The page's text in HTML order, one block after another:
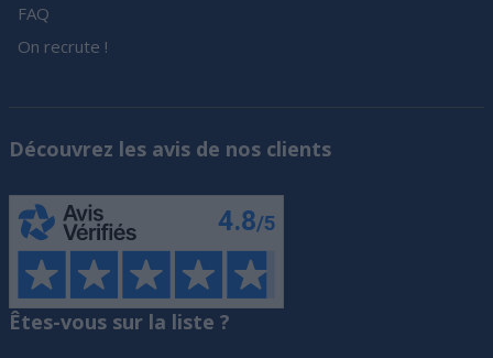
FAQ
On recrute !
Découvrez les avis de nos clients
Êtes-vous sur la liste ?